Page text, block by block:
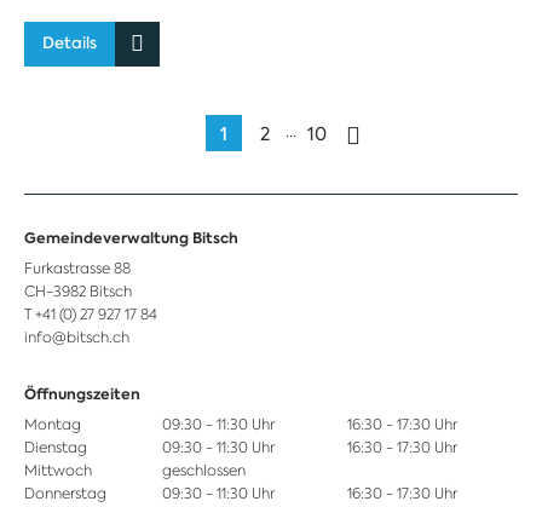
Details
1 2 10
Gemeindeverwaltung Bitsch
Furkastrasse 88
CH-3982 Bitsch
T +41 (0) 27 927 17 84
info@bitsch.ch
Öffnungszeiten
Montag 09:30 - 11:30 Uhr
16:30 - 17:30 Uhr
Dienstag
09:30 - 11:30 Uhr
16:30 - 17:30 Uhr
Mittwoch
geschlossen
Donnerstag
09:30 - 11:30 Uhr 16:30 - 17:30 Uhr